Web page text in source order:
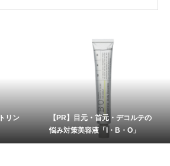
リン
【PR】目元・首元・デコルテの
悩み対策美容液「I・B・O」